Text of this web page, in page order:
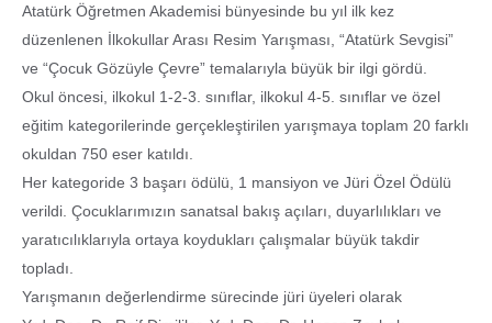
Atatürk Öğretmen Akademisi bünyesinde bu yıl ilk kez
düzenlenen İlkokullar Arası Resim Yarışması, “Atatürk Sevgisi”
ve “Çocuk Gözüyle Çevre” temalarıyla büyük bir ilgi gördü.
Okul öncesi, ilkokul 1-2-3. sınıflar, ilkokul 4-5. sınıflar ve özel
eğitim kategorilerinde gerçekleştirilen yarışmaya toplam 20 farklı
okuldan 750 eser katıldı.
Her kategoride 3 başarı ödülü, 1 mansiyon ve Jüri Özel Ödülü
verildi. Çocuklarımızın sanatsal bakış açıları, duyarlılıkları ve
yaratıcılıklarıyla ortaya koydukları çalışmalar büyük takdir
topladı.
Yarışmanın değerlendirme sürecinde jüri üyeleri olarak